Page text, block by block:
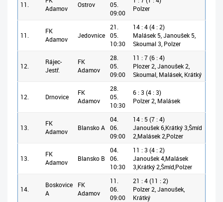
11.
Adamov
Ostrov
05.
09:00
Polzer
11.
FK
Adamov
Jedovnice
21.
05.
10:30
14 : 4 (4 : 2)
Malásek 5, Janoušek 5,
Skoumal 3, Polzer
12.
Rájec-
Jestř.
FK
Adamov
28.
05.
09:00
11 : 7 (6 : 4)
Plozer 2, Janoušek 2,
Skoumal, Malásek, Krátký
12. Drnovice
FK
Adamov
28.
05.
10:30
6 : 3 (4 : 3)
Polzer 2, Malásek
13.
FK
Adamov
Blansko A
04.
06.
09:00
14 : 5 (7 : 4)
Janoušek 6,Krátký 3,Šmíd
2,Malásek 2,Polzer
13.
FK
Adamov
Blansko B
04.
06.
10:30
11 : 3 (4 : 2)
Janoušek 4,Malásek
3,Krátký 2,Šmíd,Polzer
14.
Boskovice
A
FK
Adamov
11.
06.
09:00
21 : 4 (11 : 2)
Polzer 2, Janoušek,
Krátký